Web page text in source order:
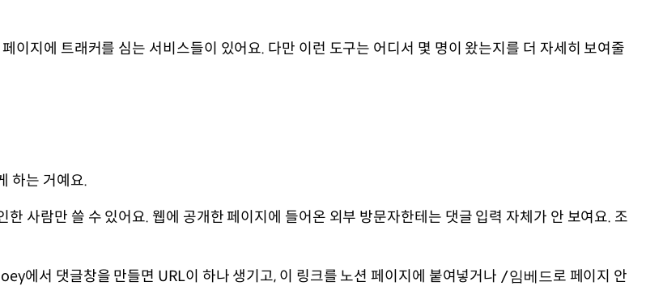
이지에 트래커를 심는 서비스들이 있어요. 다만 이런 도구는 어디서 몇 명이 왔는지를 더 자세히 보여줄
하는 거예요.
사람만 쓸 수 있어요. 웹에 공개한 페이지에 들어온 외부 방문자한테는 댓글 입력 자체가 안 보여요. 조
에서 댓글창을 만들면 URL이 하나 생기고, 이 링크를 노션 페이지에 붙여넣거나 /임베드로 페이지 안